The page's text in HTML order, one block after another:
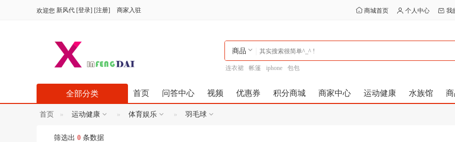
欢迎您 新风代 [登录] [注册] 商家入驻 商城首页 个人中心 我
商品
连衣裙 帐篷 iphone 包包
首页 问答中心 视频 优惠券 积分商城 商家中心 运动健康 水族馆
全部分类
首页 运动健康 体育娱乐 羽毛球
筛选出 0 条数据